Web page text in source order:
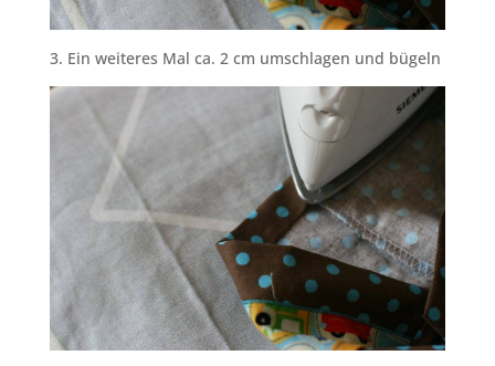
3. Ein weiteres Mal ca. 2 cm umschlagen und bügeln